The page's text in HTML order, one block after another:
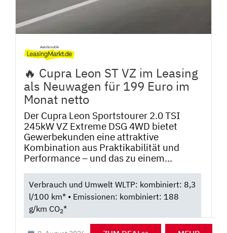
🔥 Cupra Leon ST VZ im Leasing
als Neuwagen für 199 Euro im
Monat netto
Der Cupra Leon Sportstourer 2.0 TSI
245kW VZ Extreme DSG 4WD bietet
Gewerbekunden eine attraktive
Kombination aus Praktikabilität und
Performance – und das zu einem...
Verbrauch und Umwelt WLTP: kombiniert: 8,3
l/100 km* • Emissionen: kombiniert: 188
g/km CO2*